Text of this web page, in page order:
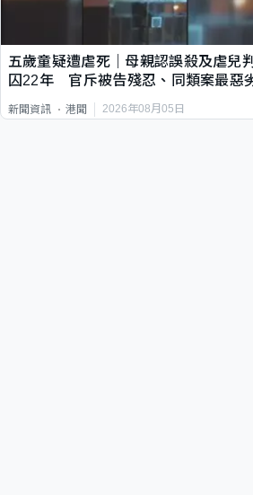
五歲童疑遭虐死｜母親認誤殺及虐兒
囚22年 官斥被告殘忍、同類案最惡
新聞資訊 港聞 2026年08月05日